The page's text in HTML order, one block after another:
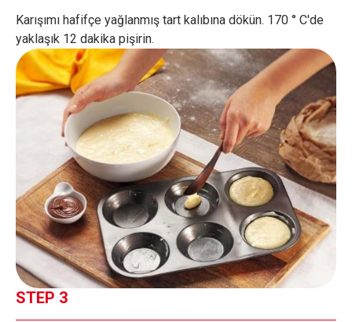
Karışımı hafifçe yağlanmış tart kalıbına dökün. 170 ° C'de
yaklaşık 12 dakika pişirin.
STEP 3